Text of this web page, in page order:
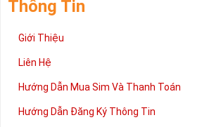
Thông Tin
Giới Thiệu
Liên Hệ
Hướng Dẫn Mua Sim Và Thanh Toán
Hướng Dẫn Đăng Ký Thông Tin